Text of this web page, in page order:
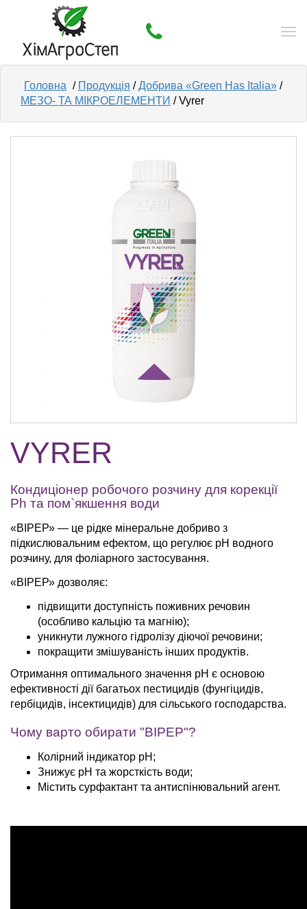
Головна / Продукція /Добрива «Green Has Italia» /
МЕЗО- ТА МІКРОЕЛЕМЕНТИ / Vyrer
VYRER
Кондиціонер робочого розчину для корекції
Рh та пом`якшення води
«ВІРЕР» — це рідке мінеральне добриво з
підкислювальним ефектом, що регулює pH водного
розчину, для фоліарного застосування.
«ВІРЕР» дозволяє:
підвищити доступність поживних речовин
(особливо кальцію та магнію);
уникнути лужного гідролізу діючої речовини;
покращити змішуваність інших продуктів.
Отримання оптимального значення рН є основою
ефективності дії багатьох пестицидів (фунгіцидів,
гербіцидів, інсектицидів) для сільського господарства.
Чому варто обирати "ВІРЕР"?
Колірний індикатор pH;
Знижує pH та жорсткість води;
Містить сурфактант та антиспінювальний агент.